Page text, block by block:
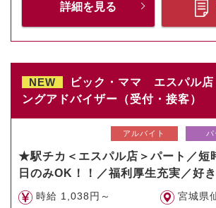
詳細を見る
NEW
ビック・ママ エスパル店
ングアドバイザー（受付・接客）
アルバイト パ
★駅チカ＜エスパル店＞パート／短
日のみOK！！／福利厚生充実／好
時給 1,038円～ 宮城県